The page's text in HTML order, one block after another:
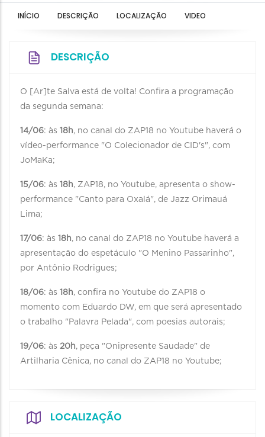
INÍCIO DESCRIÇÃO LOCALIZAÇÃO VIDEO
DESCRIÇÃO
O [Ar]te Salva está de volta! Confira a programação
da segunda semana:
14/06: às 18h, no canal do ZAP18 no Youtube haverá o
vídeo-performance "O Colecionador de CID's", com
JoMaKa;
15/06: às 18h, ZAP18, no Youtube, apresenta o show-
performance "Canto para Oxalá", de Jazz Orimauá
Lima;
17/06: às 18h, no canal do ZAP18 no Youtube haverá a
apresentação do espetáculo "O Menino Passarinho",
por Antônio Rodrigues;
18/06: às 18h, confira no Youtube do ZAP18 o
momento com Eduardo DW, em que será apresentado
o trabalho "Palavra Pelada", com poesias autorais;
19/06: às 20h, peça "Onipresente Saudade" de
Artilharia Cênica, no canal do ZAP18 no Youtube;
LOCALIZAÇÃO